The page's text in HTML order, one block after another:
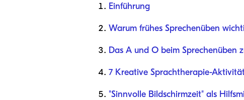
Einführung
Warum frühes Sprechenüben
Das A und O beim Sprechenüben
7 Kreative Sprachtherapie-
"Sinnvolle Bildschirmzeit" als